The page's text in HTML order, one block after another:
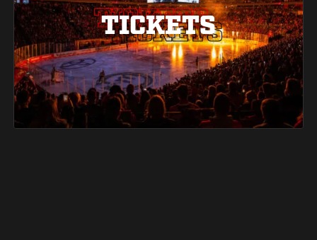
TICKETS
TICKETS
TICKETS